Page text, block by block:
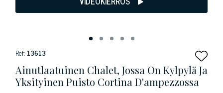
Ref: 13613
Ainutlaatuinen Chalet, Jossa On Kylpylä Ja
Yksityinen Puisto Cortina D'ampezzossa